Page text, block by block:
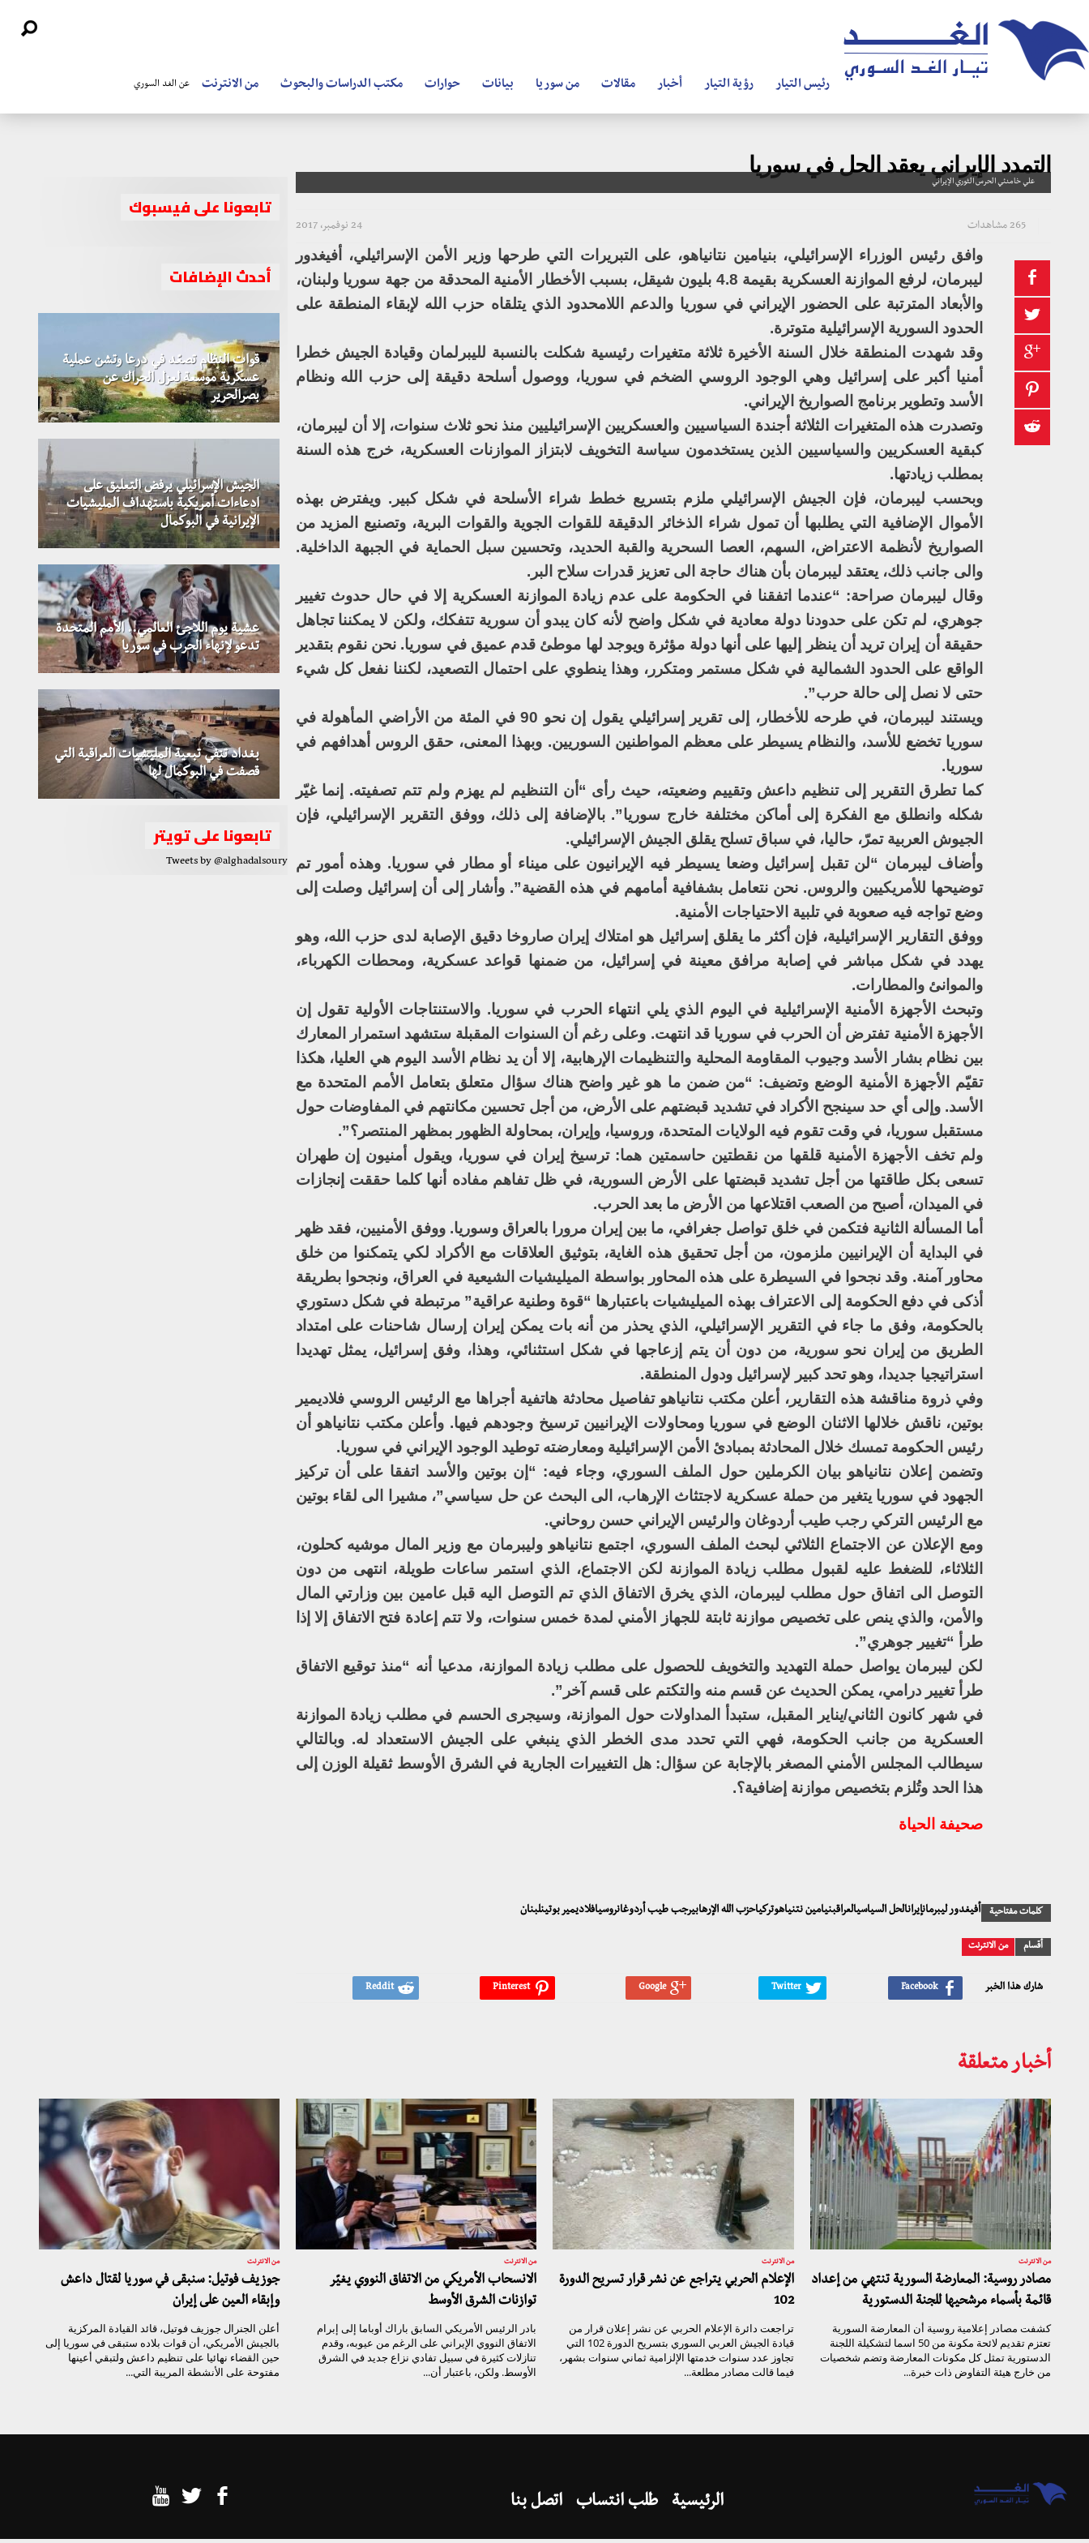
رئيس التيار رؤية التيار أخبار مقالات من سوريا بيانات حوارات مكتب الدراسات والبحوث من الانترنت عن الغد السوري
التمدد الإيراني يعقد الحل في سوريا
علي خامنئي الحرس الثوري الإيراني
24 نوفمبر، 2017 265 مشاهدات
وافق رئيس الوزراء الإسرائيلي، بنيامين نتانياهو، على التبريرات التي طرحها وزير الأمن الإسرائيلي، أفيغدور
ليبرمان، لرفع الموازنة العسكرية بقيمة 4.8 بليون شيقل، بسبب الأخطار الأمنية المحدقة من جهة سوريا ولبنان،
والأبعاد المترتبة على الحضور الإيراني في سوريا والدعم اللامحدود الذي يتلقاه حزب الله لإبقاء المنطقة على
الحدود السورية الإسرائيلية متوترة.
وقد شهدت المنطقة خلال السنة الأخيرة ثلاثة متغيرات رئيسية شكلت بالنسبة لليبرلمان وقيادة الجيش خطرا
أمنيا أكبر على إسرائيل وهي الوجود الروسي الضخم في سوريا، ووصول أسلحة دقيقة إلى حزب الله ونظام
الأسد وتطوير برنامج الصواريخ الإيراني.
وتصدرت هذه المتغيرات الثلاثة أجندة السياسيين والعسكريين الإسرائيليين منذ نحو ثلاث سنوات، إلا أن ليبرمان،
كبقية العسكريين والسياسيين الذين يستخدمون سياسة التخويف لابتزاز الموازنات العسكرية، خرج هذه السنة
بمطلب زيادتها.
وبحسب ليبرمان، فإن الجيش الإسرائيلي ملزم بتسريع خطط شراء الأسلحة في شكل كبير. ويفترض بهذه
الأموال الإضافية التي يطلبها أن تمول شراء الذخائر الدقيقة للقوات الجوية والقوات البرية، وتصنيع المزيد من
الصواريخ لأنظمة الاعتراض، السهم، العصا السحرية والقبة الحديد، وتحسين سبل الحماية في الجبهة الداخلية.
والى جانب ذلك، يعتقد ليبرمان بأن هناك حاجة الى تعزيز قدرات سلاح البر.
وقال ليبرمان صراحة: “عندما اتفقنا في الحكومة على عدم زيادة الموازنة العسكرية إلا في حال حدوث تغيير
جوهري، لم تكن على حدودنا دولة معادية في شكل واضح لأنه كان يبدو أن سورية تتفكك، ولكن لا يمكننا تجاهل
حقيقة أن إيران تريد أن ينظر إليها على أنها دولة مؤثرة ويوجد لها موطئ قدم عميق في سوريا. نحن نقوم بتقدير
الواقع على الحدود الشمالية في شكل مستمر ومتكرر، وهذا ينطوي على احتمال التصعيد، لكننا نفعل كل شيء
حتى لا نصل إلى حالة حرب”.
ويستند ليبرمان، في طرحه للأخطار، إلى تقرير إسرائيلي يقول إن نحو 90 في المئة من الأراضي المأهولة في
سوريا تخضع للأسد، والنظام يسيطر على معظم المواطنين السوريين. وبهذا المعنى، حقق الروس أهدافهم في
سوريا.
كما تطرق التقرير إلى تنظيم داعش وتقييم وضعيته، حيث رأى “أن التنظيم لم يهزم ولم تتم تصفيته. إنما غيّر
شكله وانطلق مع الفكرة إلى أماكن مختلفة خارج سوريا”. بالإضافة إلى ذلك، ووفق التقرير الإسرائيلي، فإن
الجيوش العربية تمرّ، حاليا، في سباق تسلح يقلق الجيش الإسرائيلي.
وأضاف ليبرمان “لن تقبل إسرائيل وضعا يسيطر فيه الإيرانيون على ميناء أو مطار في سوريا. وهذه أمور تم
توضيحها للأمريكيين والروس. نحن نتعامل بشفافية أمامهم في هذه القضية”. وأشار إلى أن إسرائيل وصلت إلى
وضع تواجه فيه صعوبة في تلبية الاحتياجات الأمنية.
ووفق التقارير الإسرائيلية، فإن أكثر ما يقلق إسرائيل هو امتلاك إيران صاروخا دقيق الإصابة لدى حزب الله، وهو
يهدد في شكل مباشر في إصابة مرافق معينة في إسرائيل، من ضمنها قواعد عسكرية، ومحطات الكهرباء،
والموانئ والمطارات.
وتبحث الأجهزة الأمنية الإسرائيلية في اليوم الذي يلي انتهاء الحرب في سوريا. والاستنتاجات الأولية تقول إن
الأجهزة الأمنية تفترض أن الحرب في سوريا قد انتهت. وعلى رغم أن السنوات المقبلة ستشهد استمرار المعارك
بين نظام بشار الأسد وجيوب المقاومة المحلية والتنظيمات الإرهابية، إلا أن يد نظام الأسد اليوم هي العليا، هكذا
تقيّم الأجهزة الأمنية الوضع وتضيف: “من ضمن ما هو غير واضح هناك سؤال متعلق بتعامل الأمم المتحدة مع
الأسد. وإلى أي حد سينجح الأكراد في تشديد قبضتهم على الأرض، من أجل تحسين مكانتهم في المفاوضات حول
مستقبل سوريا، في وقت تقوم فيه الولايات المتحدة، وروسيا، وإيران، بمحاولة الظهور بمظهر المنتصر؟”.
ولم تخف الأجهزة الأمنية قلقها من نقطتين حاسمتين هما: ترسيخ إيران في سوريا، ويقول أمنيون إن طهران
تسعى بكل طاقتها من أجل تشديد قبضتها على الأرض السورية، في ظل تفاهم مفاده أنها كلما حققت إنجازات
في الميدان، أصبح من الصعب اقتلاعها من الأرض ما بعد الحرب.
أما المسألة الثانية فتكمن في خلق تواصل جغرافي، ما بين إيران مرورا بالعراق وسوريا. ووفق الأمنيين، فقد ظهر
في البداية أن الإيرانيين ملزمون، من أجل تحقيق هذه الغاية، بتوثيق العلاقات مع الأكراد لكي يتمكنوا من خلق
محاور آمنة. وقد نجحوا في السيطرة على هذه المحاور بواسطة الميليشيات الشيعية في العراق، ونجحوا بطريقة
أذكى في دفع الحكومة إلى الاعتراف بهذه الميليشيات باعتبارها “قوة وطنية عراقية” مرتبطة في شكل دستوري
بالحكومة، وفق ما جاء في التقرير الإسرائيلي، الذي يحذر من أنه بات يمكن إيران إرسال شاحنات على امتداد
الطريق من إيران نحو سورية، من دون أن يتم إزعاجها في شكل استثنائي، وهذا، وفق إسرائيل، يمثل تهديدا
استراتيجيا جديدا، وهو تحد كبير لإسرائيل ودول المنطقة.
وفي ذروة مناقشة هذه التقارير، أعلن مكتب نتانياهو تفاصيل محادثة هاتفية أجراها مع الرئيس الروسي فلاديمير
بوتين، ناقش خلالها الاثنان الوضع في سوريا ومحاولات الإيرانيين ترسيخ وجودهم فيها. وأعلن مكتب نتانياهو أن
رئيس الحكومة تمسك خلال المحادثة بمبادئ الأمن الإسرائيلية ومعارضته توطيد الوجود الإيراني في سوريا.
وتضمن إعلان نتانياهو بيان الكرملين حول الملف السوري، وجاء فيه: “إن بوتين والأسد اتفقا على أن تركيز
الجهود في سوريا يتغير من حملة عسكرية لاجتثاث الإرهاب، الى البحث عن حل سياسي”، مشيرا الى لقاء بوتين
مع الرئيس التركي رجب طيب أردوغان والرئيس الإيراني حسن روحاني.
ومع الإعلان عن الاجتماع الثلاثي لبحث الملف السوري، اجتمع نتانياهو وليبرمان مع وزير المال موشيه كحلون،
الثلاثاء، للضغط عليه لقبول مطلب زيادة الموازنة لكن الاجتماع، الذي استمر ساعات طويلة، انتهى من دون
التوصل الى اتفاق حول مطلب ليبرمان، الذي يخرق الاتفاق الذي تم التوصل اليه قبل عامين بين وزارتي المال
والأمن، والذي ينص على تخصيص موازنة ثابتة للجهاز الأمني لمدة خمس سنوات، ولا تتم إعادة فتح الاتفاق إلا إذا
طرأ “تغيير جوهري”.
لكن ليبرمان يواصل حملة التهديد والتخويف للحصول على مطلب زيادة الموازنة، مدعيا أنه “منذ توقيع الاتفاق
طرأ تغيير درامي، يمكن الحديث عن قسم منه والتكتم على قسم آخر”.
في شهر كانون الثاني/يناير المقبل، ستبدأ المداولات حول الموازنة، وسيجرى الحسم في مطلب زيادة الموازنة
العسكرية من جانب الحكومة، فهي التي تحدد مدى الخطر الذي ينبغي على الجيش الاستعداد له. وبالتالي
سيطالب المجلس الأمني المصغر بالإجابة عن سؤال: هل التغييرات الجارية في الشرق الأوسط ثقيلة الوزن إلى
هذا الحد وتُلزم بتخصيص موازنة إضافية؟.
صحيفة الحياة
كلمات مفتاحية أفيغدور ليبرمانإيرانالحل السياسيالعراقبنيامين نتنياهوتركياحزب الله الإرهابيرجب طيب أردوغانروسيافلاديمير بوتينلبنان
أقسام من الانترنت
شارك هذا الخبر
تابعونا على فيسبوك
أحدث الإضافات
قوات النظام تصعّد في درعا وتشن عملية
عسكرية موسعة لعزل الحراك عن
بصرالحرير
الجيش الإسرائيلي يرفض التعليق على
ادعاءات أمريكية باستهداف المليشيات
الإيرانية في البوكمال
عشية يوم اللاجئ العالمي.. الأمم المتحدة
تدعو لإنهاء الحرب في سوريا
بغداد تنفي تبعية المليشيات العراقية التي
قصفت في البوكمال لها
تابعونا على تويتر
Tweets by @alghadalsoury
أخبار متعلقة
من الانترنت
مصادر روسية: المعارضة السورية تنتهي من إعداد
قائمة بأسماء مرشحيها للجنة الدستورية
كشفت مصادر إعلامية روسية أن المعارضة السورية
تعتزم تقديم لائحة مكونة من 50 اسما لتشكيلة اللجنة
الدستورية تمثل كل مكونات المعارضة وتضم شخصيات
من خارج هيئة التفاوض ذات خبرة...
من الانترنت
الإعلام الحربي يتراجع عن نشر قرار تسريح الدورة
102
تراجعت دائرة الإعلام الحربي عن نشر إعلان قرار من
قيادة الجيش العربي السوري بتسريح الدورة 102 التي
تجاوز عدد سنوات خدمتها الإلزامية ثماني سنوات بشهر،
فيما قالت مصادر مطلعة...
من الانترنت
الانسحاب الأمريكي من الاتفاق النووي يغيّر
توازنات الشرق الأوسط
بادر الرئيس الأمريكي السابق باراك أوباما إلى إبرام
الاتفاق النووي الإيراني على الرغم من عيوبه، وقدم
تنازلات كثيرة في سبيل تفادي نزاع جديد في الشرق
الأوسط. ولكن، باعتبار أن...
من الانترنت
جوزيف فوتيل: سنبقى في سوريا لقتال داعش
وإبقاء العين على إيران
أعلن الجنرال جوزيف فوتيل، قائد القيادة المركزية
بالجيش الأمريكي، أن قوات بلاده ستبقى في سوريا إلى
حين القضاء نهائيا على تنظيم داعش ولتبقي أعينها
مفتوحة على الأنشطة المريبة التي...
الرئيسية طلب انتساب اتصل بنا